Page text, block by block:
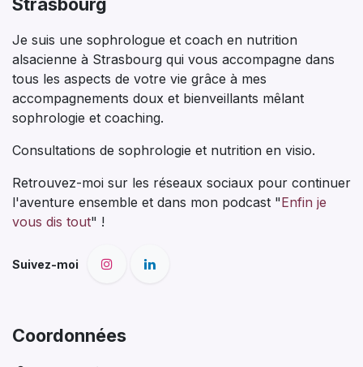
Strasbourg
Je suis une sophrologue et coach en nutrition
alsacienne à Strasbourg qui vous accompagne dans
tous les aspects de votre vie grâce à mes
accompagnements doux et bienveillants mêlant
sophrologie et coaching.
Consultations de sophrologie et nutrition en visio.
Retrouvez-moi sur les réseaux sociaux pour continuer
l'aventure ensemble et dans mon podcast "Enfin je
vous dis tout" !
Suivez-moi
Coordonnées